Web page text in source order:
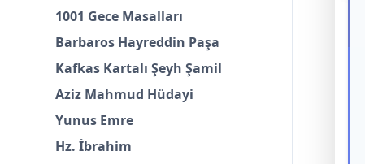
1001 Gece Masalları
Barbaros Hayreddin Paşa
Kafkas Kartalı Şeyh Şamil
Aziz Mahmud Hüdayi
Yunus Emre
Hz. İbrahim